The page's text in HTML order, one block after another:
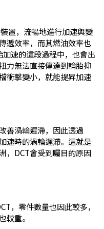
置，流暢地進行加速與變
遞效率，而其燃油效率也
速的這段過程中，也會出
力無法直接傳達到輪胎抑
衝擊變小，就能提昇加速
善渦輪遲滯，因此透過
速時的渦輪遲滯。這就是
，DCT會受到矚目的原因
，零件數量也因此較多，
較重。